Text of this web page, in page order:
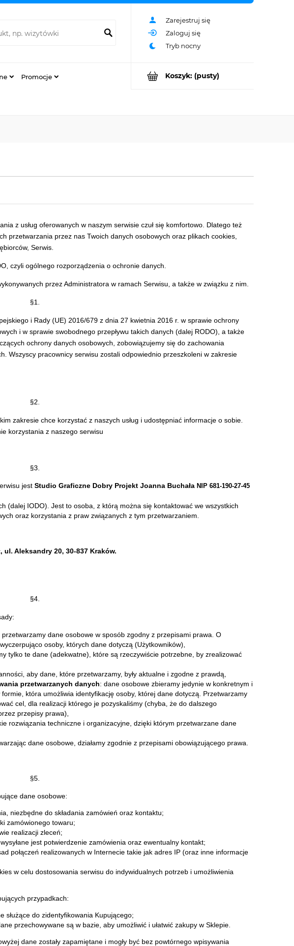
Zarejestruj się
Zaloguj się
Koszyk: (pusty)
Promocje
z usług oferowanych w naszym serwisie czuł się komfortowo. Dlatego też
przetwarzania przez nas Twoich danych osobowych oraz plikach cookies,
Serwis.
czyli ogólnego rozporządzenia o ochronie danych.
przez Administratora w ramach Serwisu, a także w związku z nim.
§1.
i Rady (UE) 2016/679 z dnia 27 kwietnia 2016 r. w sprawie ochrony
i w sprawie swobodnego przepływu takich danych (dalej RODO), a także
ochrony danych osobowych, zobowiązujemy się do zachowania
Wszyscy pracownicy serwisu zostali odpowiednio przeszkoleni w zakresie
§2.
zakresie chce korzystać z naszych usług i udostępniać informacje o sobie.
korzystania z naszego serwisu
§3.
jest Studio Graficzne Dobry Projekt Joanna Buchała NIP 681-190-27-45
(dalej IODO). Jest to osoba, z którą można się kontaktować we wszystkich
oraz korzystania z praw związanych z tym przetwarzaniem.
Aleksandry 20, 30-837 Kraków.
§4.
przetwarzamy dane osobowe w sposób zgodny z przepisami prawa. O
osoby, których dane dotyczą (Użytkowników),
tylko te dane (adekwatne), które są rzeczywiście potrzebne, by zrealizować
aby dane, które przetwarzamy, były aktualne i zgodne z prawdą,
przetwarzanych danych: dane osobowe zbieramy jedynie w konkretnym i
która umożliwia identyfikację osoby, której dane dotyczą. Przetwarzamy
cel, dla realizacji którego je pozyskaliśmy (chyba, że do dalszego
przepisy prawa),
rozwiązania techniczne i organizacyjne, dzięki którym przetwarzane dane
dane osobowe, działamy zgodnie z przepisami obowiązującego prawa.
§5.
dane osobowe:
niezbędne do składania zamówień oraz kontaktu;
zamówionego towaru;
realizacji zleceń;
jest potwierdzenie zamówienia oraz ewentualny kontakt;
połączeń realizowanych w Internecie takie jak adres IP (oraz inne informacje
w celu dostosowania serwisu do indywidualnych potrzeb i umożliwienia
przypadkach:
służące do zidentyfikowania Kupującego;
przechowywane są w bazie, aby umożliwić i ułatwić zakupy w Sklepie.
dane zostały zapamiętane i mogły być bez powtórnego wpisywania